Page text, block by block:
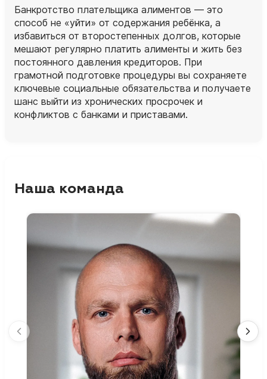
Банкротство плательщика алиментов — это
способ не «уйти» от содержания ребёнка, а
избавиться от второстепенных долгов, которые
мешают регулярно платить алименты и жить без
постоянного давления кредиторов. При
грамотной подготовке процедуры вы сохраняете
ключевые социальные обязательства и получаете
шанс выйти из хронических просрочек и
конфликтов с банками и приставами.
Наша команда